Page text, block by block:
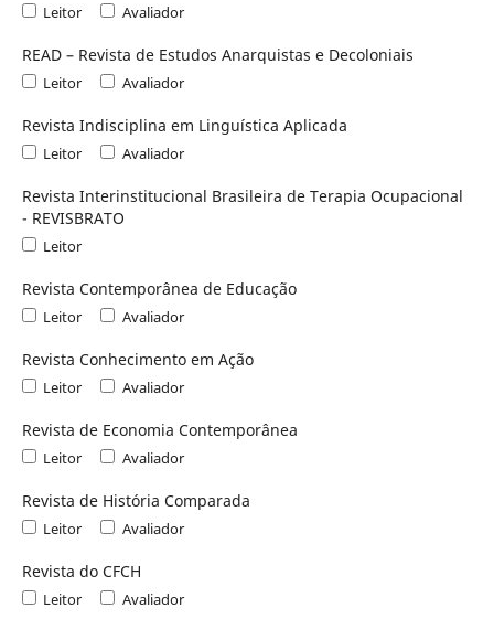
Leitor Avaliador
READ – Revista de Estudos Anarquistas e Decoloniais
Leitor Avaliador
Revista Indisciplina em Linguística Aplicada
Leitor Avaliador
Revista Interinstitucional Brasileira de Terapia Ocupacional
- REVISBRATO
Leitor
Revista Contemporânea de Educação
Leitor Avaliador
Revista Conhecimento em Ação
Leitor Avaliador
Revista de Economia Contemporânea
Leitor Avaliador
Revista de História Comparada
Leitor Avaliador
Revista do CFCH
Leitor Avaliador